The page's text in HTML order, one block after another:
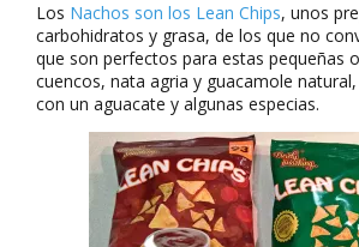
Los Nachos son los Lean Chips, unos
carbohidratos y grasa, de los que no
que son perfectos para estas pequeñas
cuencos, nata agria y guacamole
con un aguacate y algunas especias.